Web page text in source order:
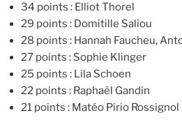
34 points : Elliot Thorel
29 points : Domitille Saliou
28 points : Hannah Faucheu,
27 points : Sophie Klinger
25 points : Lila Schoen
22 points : Raphaël Gandin
21 points : Matéo Pirio Rossignol